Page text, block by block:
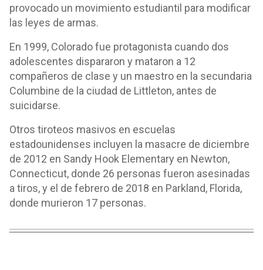
provocado un movimiento estudiantil para modificar
las leyes de armas.
En 1999, Colorado fue protagonista cuando dos
adolescentes dispararon y mataron a 12
compañeros de clase y un maestro en la secundaria
Columbine de la ciudad de Littleton, antes de
suicidarse.
Otros tiroteos masivos en escuelas
estadounidenses incluyen la masacre de diciembre
de 2012 en Sandy Hook Elementary en Newton,
Connecticut, donde 26 personas fueron asesinadas
a tiros, y el de febrero de 2018 en Parkland, Florida,
donde murieron 17 personas.